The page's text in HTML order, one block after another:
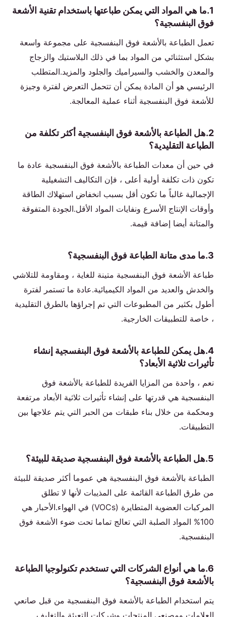
1.ما هي المواد التي يمكن طباعتها باستخدام تقنية الأشعة
فوق البنفسجية؟
تعمل الطباعة بالأشعة فوق البنفسجية على مجموعة واسعة
بشكل استثنائي من المواد بما في ذلك البلاستيك والزجاج
والمعدن والخشب والسيراميك والجلود والمزيد.المتطلب
الرئيسي هو أن المادة يمكن أن تتحمل التعرض لفترة وجيزة
للأشعة فوق البنفسجية أثناء عملية المعالجة.
2.هل الطباعة بالأشعة فوق البنفسجية أكثر تكلفة من
الطباعة التقليدية؟
في حين أن معدات الطباعة بالأشعة فوق البنفسجية عادة ما
تكون ذات تكلفة أولية أعلى ، فإن التكاليف التشغيلية
الإجمالية غالباً ما تكون أقل بسبب انخفاض استهلاك الطاقة
وأوقات الإنتاج الأسرع ونفايات المواد الأقل.الجودة المتفوقة
والمتانة أيضا إضافة قيمة.
3.ما مدى متانة الطباعة فوق البنفسجية؟
طباعة الأشعة فوق البنفسجية متينة للغاية ، ومقاومة للتلاشي
والخدش والعديد من المواد الكيميائية.عادة ما تستمر لفترة
أطول بكثير من المطبوعات التي تم إجراؤها بالطرق التقليدية
، خاصة للتطبيقات الخارجية.
4.هل يمكن للطباعة بالأشعة فوق البنفسجية إنشاء
تأثيرات ثلاثية الأبعاد؟
نعم ، واحدة من المزايا الفريدة للطباعة بالأشعة فوق
البنفسجية هي قدرتها على إنشاء تأثيرات ثلاثية الأبعاد مرتفعة
ومحكمة من خلال بناء طبقات من الحبر التي يتم علاجها بين
التطبيقات.
5.هل الطباعة بالأشعة فوق البنفسجية صديقة للبيئة؟
الطباعة بالأشعة فوق البنفسجية هي عموما أكثر صديقة للبيئة
من طرق الطباعة القائمة على المذيبات لأنها لا تطلق
المركبات العضوية المتطايرة (VOCs) في الهواء.الأحبار هي
100% المواد الصلبة التي تعالج تماما تحت ضوء الأشعة فوق
البنفسجية.
6.ما هي أنواع الشركات التي تستخدم تكنولوجيا الطباعة
بالأشعة فوق البنفسجية؟
يتم استخدام الطباعة بالأشعة فوق البنفسجية من قبل صانعي